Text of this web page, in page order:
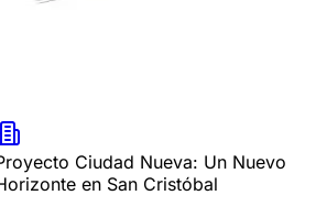
Ciudad Nueva: Un Nuevo
en San Cristóbal